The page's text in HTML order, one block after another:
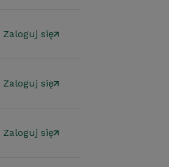
Zaloguj się
Zaloguj się
Zaloguj się